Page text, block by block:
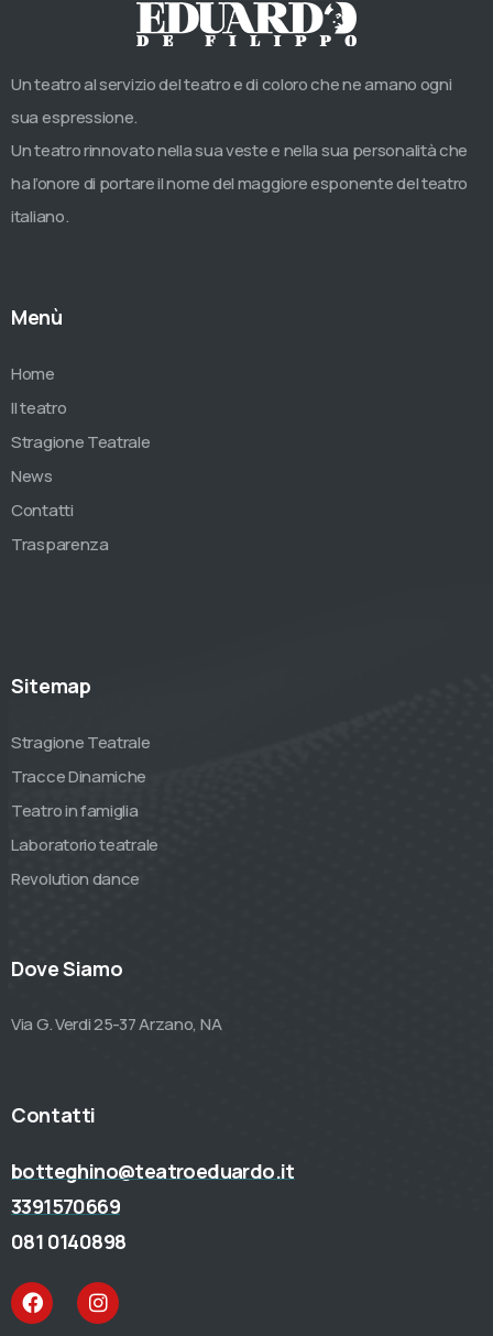
Un teatro al servizio del teatro e di coloro che ne amano ogni
sua espressione.
Un teatro rinnovato nella sua veste e nella sua personalità che
ha l’onore di portare il nome del maggiore esponente del teatro
italiano.
Menù
Home
Il teatro
Stragione Teatrale
News
Contatti
Trasparenza
Sitemap
Stragione Teatrale
Tracce Dinamiche
Teatro in famiglia
Laboratorio teatrale
Revolution dance
Dove Siamo
Via G. Verdi 25-37 Arzano, NA
Contatti
botteghino@teatroeduardo.it
3391570669
081 0140898